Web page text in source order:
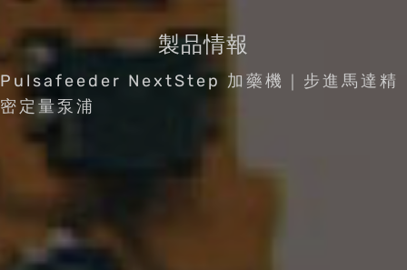
製品情報
Pulsafeeder NextStep 加藥機｜步進馬達精
密定量泵浦